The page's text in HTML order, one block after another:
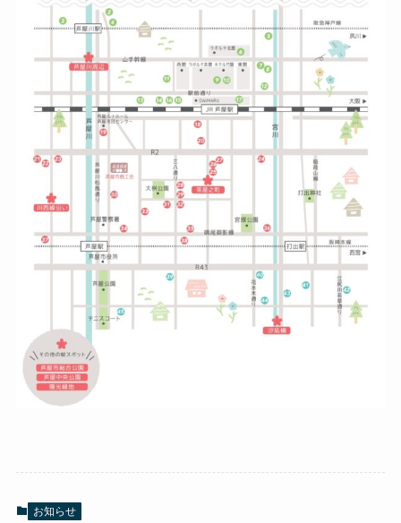
お知らせ